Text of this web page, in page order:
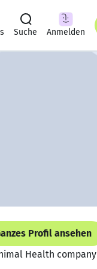
Suche Anmelden
Profil ansehen
Health company